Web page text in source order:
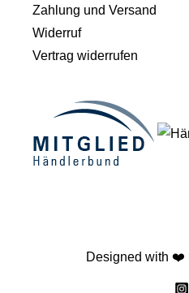
Zahlung und Versand
Widerruf
Vertrag widerrufen
Designed with ❤️